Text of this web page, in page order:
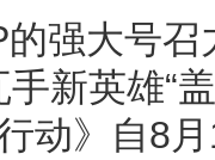
的强大号
手新英雄“
动》自8